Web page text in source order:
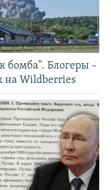
бомба". Блогеры –
на Wildberries